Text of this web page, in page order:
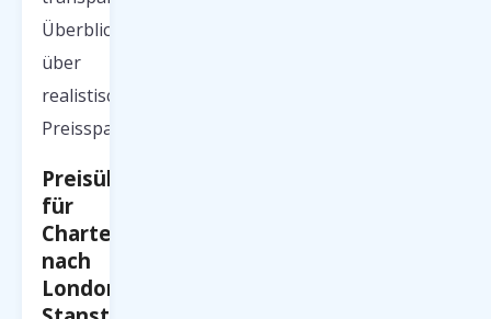
Überblick
über
realistische
Preisspannen:
Preisübersicht
für
Charterflüge
nach
London